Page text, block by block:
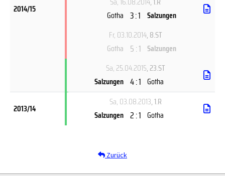
2014/15
Gotha 3 : 1 Salzungen
Fr, 03.10.2014, 8.ST
Gotha 5 : 1 Salzungen
Sa, 25.04.2015, 23.ST
Salzungen 4 : 1 Gotha
2013/14
Sa, 03.08.2013, 1.R
Salzungen 2 : 1 Gotha
Zurück